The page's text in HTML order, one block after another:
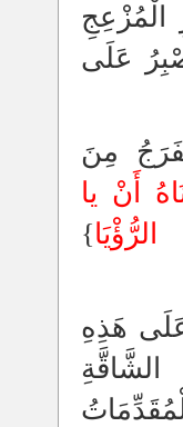
الْمُزْعِجِ
عَلَى
مِنَ
أَنْ يا
}
هَذِهِ